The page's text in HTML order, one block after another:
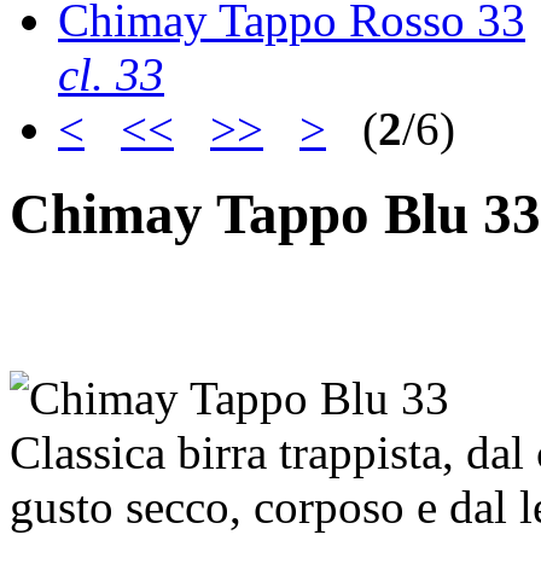
Chimay Tappo Rosso 33
cl. 33
<
<< >> > (2/6)
Chimay Tappo Blu 33
Classica birra trappista,
gusto secco, corposo e dal